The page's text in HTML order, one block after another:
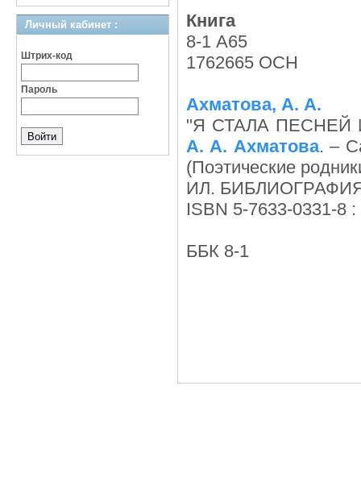
Личный кабинет :
Штрих-код
Пароль
Книга
8-1 A65
1762665 ОСН
Ахматова, А. А.
"Я СТАЛА ПЕСНЕЙ
А. А. Ахматова. –
(Поэтические
ИЛ.
ISBN 5-7633-0331-8 :
ББК 8-1